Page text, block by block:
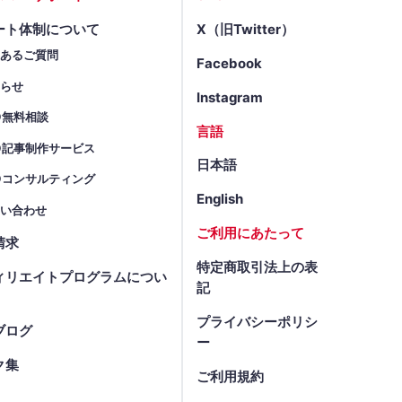
ト体制について
るご質問
せ
料相談
事制作サービス
ンサルティング
合わせ
求
リエイトプログラムについ
ログ
集
X（旧Twitter）
Facebook
Instagram
言語
日本語
English
ご利用にあたって
特定商取引法上の表
記
プライバシーポリシ
ー
ご利用規約